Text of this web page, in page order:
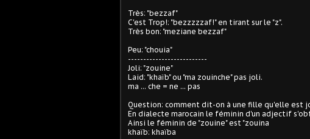
Très: "bezzaf"
C'est Trop!: "bezzzzzaf!" en tirant sur le "z".
Très bon: "meziane bezzaf"
Peu: "chouia"
--------------------------
Joli: "zouine"
Laid: "khaïb" ou "ma zouinche" pas joli.
ma ... che = ne ... pas
Question: comment dit-on à une fille qu'elle est
En dialecte marocain le féminin d'un adjectif
Ainsi le féminin de "zouine" est "zouina
khaïb: khaïba